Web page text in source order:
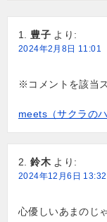
ョ豊子 より:
2024年2月8日 11:01
※コメントを該当
meets（サクラの
鈴木 より:
2024年12月6日 13:32
心優しいあまのじ